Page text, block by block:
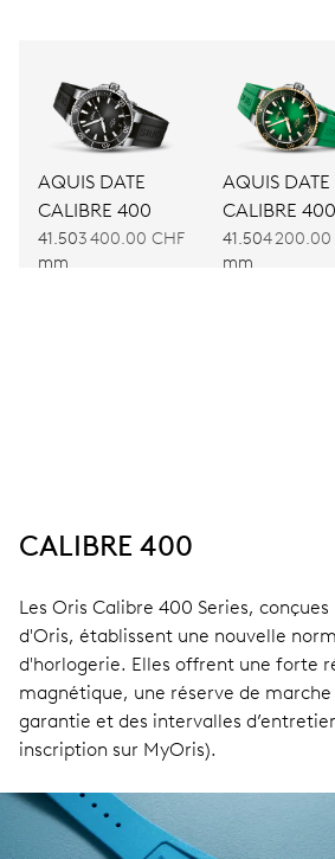
AQUIS DATE
CALIBRE 400
41.50
mm
3 400.00 CHF
AQUIS DATE
CALIBRE 400
41.50
mm
4 200.00
CALIBRE 400
Les Oris Calibre 400 Series,
d'Oris, établissent une nouvelle
d'horlogerie. Elles offrent une forte
magnétique, une réserve de
garantie et des intervalles
inscription sur MyOris).